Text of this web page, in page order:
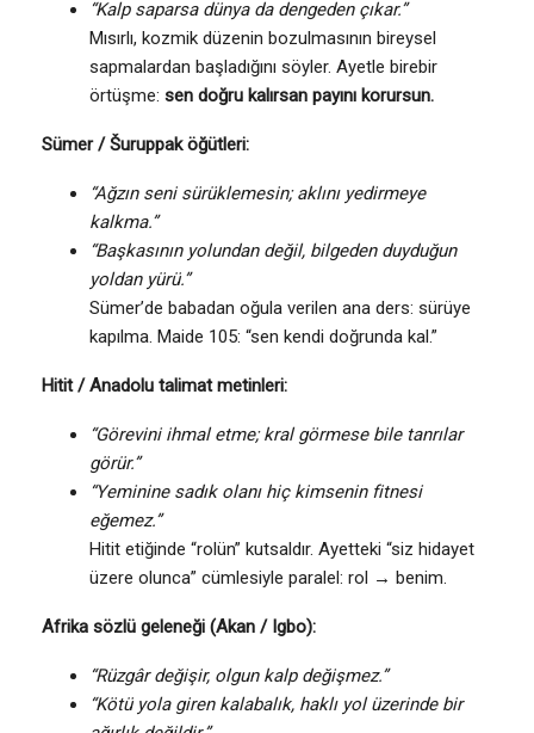
“Kalp saparsa dünya da dengeden çıkar.”
Mısırlı, kozmik düzenin bozulmasının bireysel
sapmalardan başladığını söyler. Ayetle birebir
örtüşme: sen doğru kalırsan payını korursun.
Sümer / Šuruppak öğütleri:
“Ağzın seni sürüklemesin; aklını yedirmeye
kalkma.”
“Başkasının yolundan değil, bilgeden duyduğun
yoldan yürü.”
Sümer’de babadan oğula verilen ana ders: sürüye
kapılma. Maide 105: “sen kendi doğrunda kal.”
Hitit / Anadolu talimat metinleri:
“Görevini ihmal etme; kral görmese bile tanrılar
görür.”
“Yeminine sadık olanı hiç kimsenin fitnesi
eğemez.”
Hitit etiğinde “rolün” kutsaldır. Ayetteki “siz hidayet
üzere olunca” cümlesiyle paralel: rol → benim.
Afrika sözlü geleneği (Akan / Igbo):
“Rüzgâr değişir, olgun kalp değişmez.”
“Kötü yola giren kalabalık, haklı yol üzerinde bir